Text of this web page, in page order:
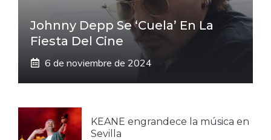
Johnny Depp Se ‘cuela’ En La
Fiesta Del Cine
6 de noviembre de 2024
KEANE engrandece la música en
Sevilla